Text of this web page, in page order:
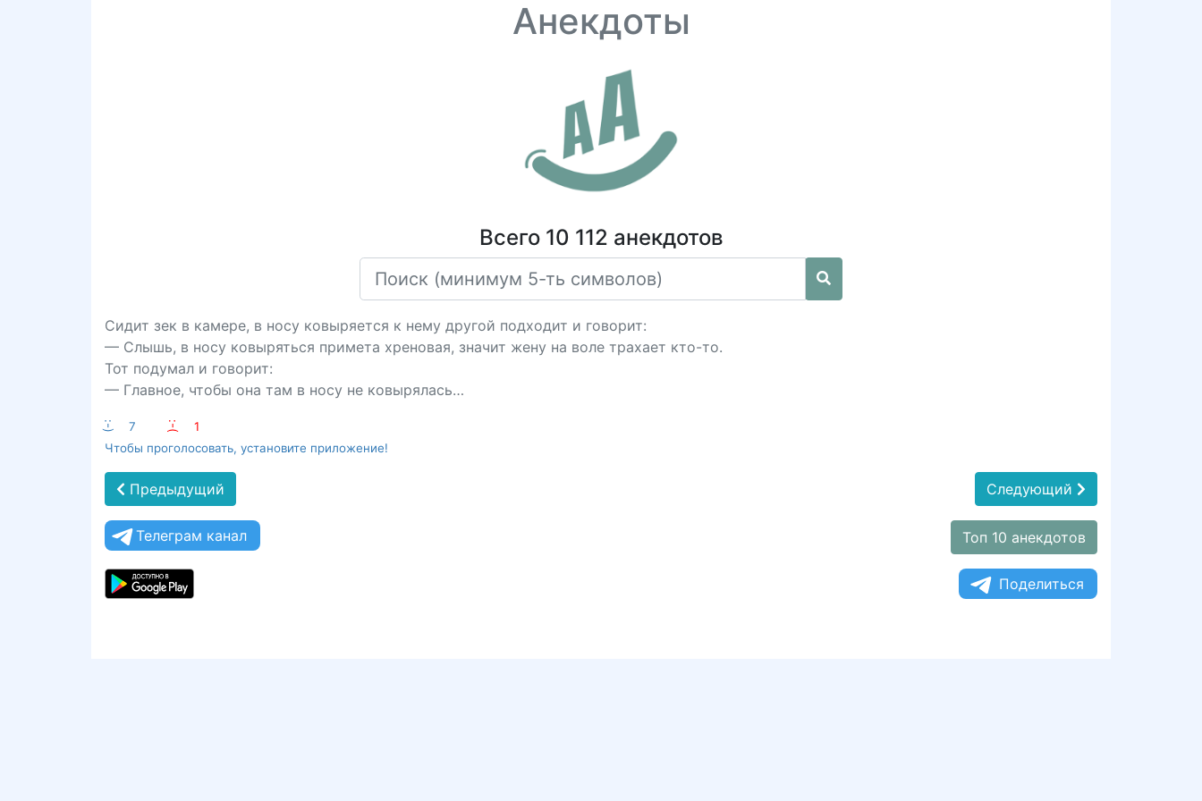
Анекдоты
Всего 10 112 анекдотов
Сидит зек в камере, в носу ковыряется к нему другой подходит и говорит:
— Слышь, в носу ковыряться примета хреновая, значит жену на воле трахает кто-то.
Тот подумал и говорит:
— Главное, чтобы она там в носу не ковырялась…
:-) 7 :-(
1
Чтобы проголосовать, установите приложение!
Предыдущий Следующий
Телеграм канал Топ 10 анекдотов
Поделиться